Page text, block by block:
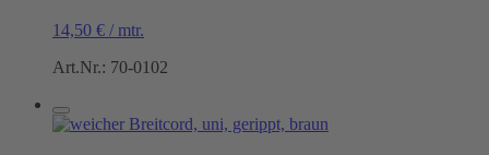
14,50 € / mtr.
Art.Nr.: 70-0102